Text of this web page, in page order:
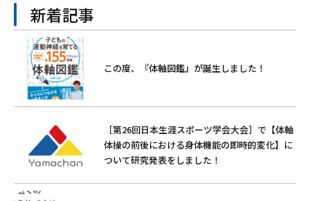
新着記事
この度、『体軸図鑑』が誕生しました！
［第26回日本生涯スポーツ学会大会］で【体軸
体操の前後における身体機能の即時的変化】に
ついて研究発表をしました！